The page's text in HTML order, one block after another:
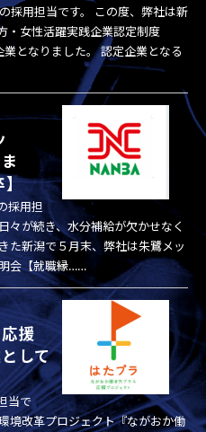
採用担当です。 この度、弊社は新
・女性活躍実践企業認定制度
となりました。 認定企業となる
】
採用担
々が続き、水分補給が欠かせなく
た新潟で５月末、弊社は朱鷺メッ
会【就職縁……
援
して
当で
境改革プロジェクト『ながおか働